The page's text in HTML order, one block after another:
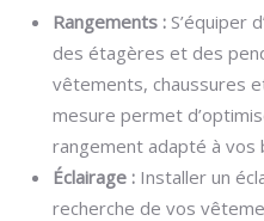
Rangements : S’équiper
des étagères et des
vêtements, chaussures
mesure permet
rangement adapté à vos
Éclairage : Installer un
recherche de vos